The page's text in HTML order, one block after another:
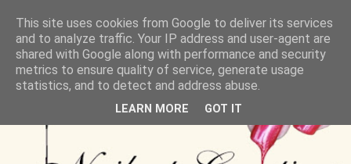
This site uses cookies from Google to deliver its services
and to analyze traffic. Your IP address and user-agent are
shared with Google along with performance and security
metrics to ensure quality of service, generate usage
statistics, and to detect and address abuse.
LEARN MORE GOT IT